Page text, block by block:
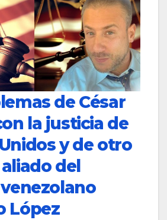
de César
la justicia de
y de otro
del
López